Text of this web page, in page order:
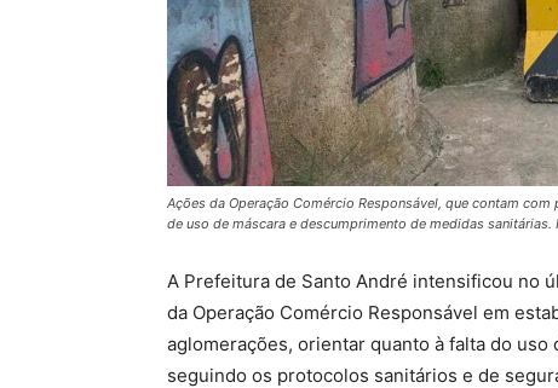
Ações da Operação Comércio Responsável, que contam
de uso de máscara e descumprimento de medidas sanitárias.
A Prefeitura de Santo André intensificou no
da Operação Comércio Responsável em
aglomerações, orientar quanto à falta do
seguindo os protocolos sanitários e de